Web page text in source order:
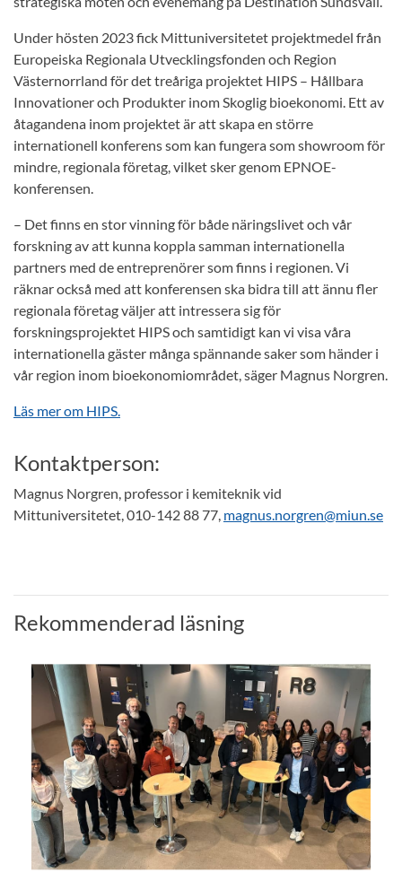
Under hösten 2023 fick Mittuniversitetet projektmedel från
Europeiska Regionala Utvecklingsfonden och Region
Västernorrland för det treåriga projektet HIPS – Hållbara
Innovationer och Produkter inom Skoglig bioekonomi. Ett av
åtagandena inom projektet är att skapa en större
internationell konferens som kan fungera som showroom för
mindre, regionala företag, vilket sker genom EPNOE-
konferensen.
– Det finns en stor vinning för både näringslivet och vår
forskning av att kunna koppla samman internationella
partners med de entreprenörer som finns i regionen. Vi
räknar också med att konferensen ska bidra till att ännu fler
regionala företag väljer att intressera sig för
forskningsprojektet HIPS och samtidigt kan vi visa våra
internationella gäster många spännande saker som händer i
vår region inom bioekonomiområdet, säger Magnus Norgren.
Läs mer om HIPS.
Kontaktperson:
Magnus Norgren, professor i kemiteknik vid
Mittuniversitetet, 010-142 88 77, magnus.norgren@miun.se
Rekommenderad läsning